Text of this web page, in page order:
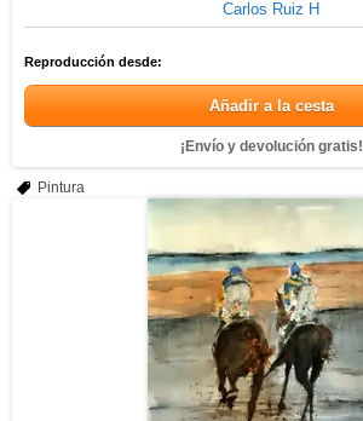
Carlos Ruiz H
Reproducción desde:
Añadir a la cesta
¡Envío y devolución gratis!
Pintura